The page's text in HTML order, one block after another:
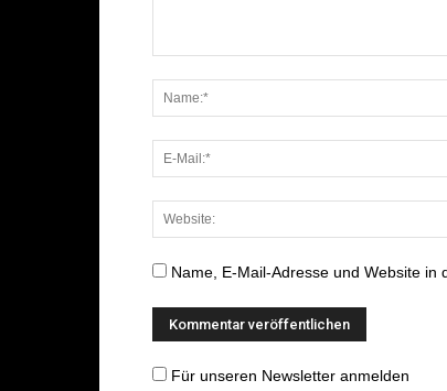
Name, E-Mail-Adresse und Website in
Für unseren Newsletter anmelden